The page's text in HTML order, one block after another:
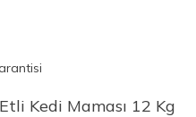
Kedi Maması 12 Kg